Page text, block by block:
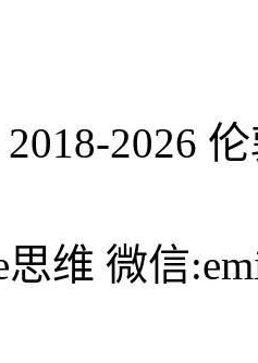
2026
维 微信